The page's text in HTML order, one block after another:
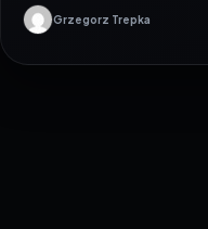
Grzegorz Trepka